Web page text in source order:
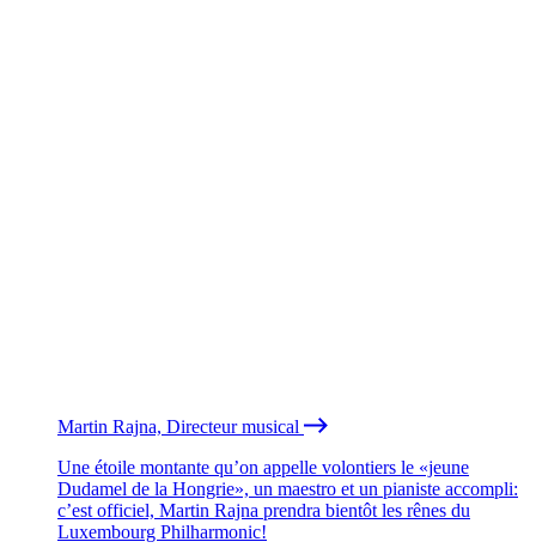
Martin Rajna, Directeur musical
Une étoile montante qu’on appelle volontiers le «jeune
Dudamel de la Hongrie», un maestro et un pianiste accompli:
c’est officiel, Martin Rajna prendra bientôt les rênes du
Luxembourg Philharmonic!